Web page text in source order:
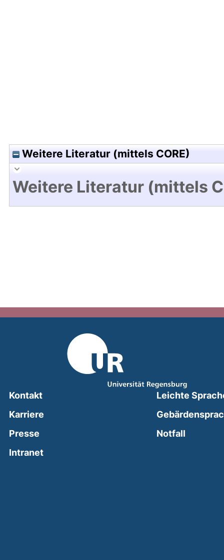
Weitere Literatur (mittels CORE)
Weitere Literatur (mittels
Kontakt
Karriere
Presse
Intranet(external link, opens in a new window)
Leichte
Notfall